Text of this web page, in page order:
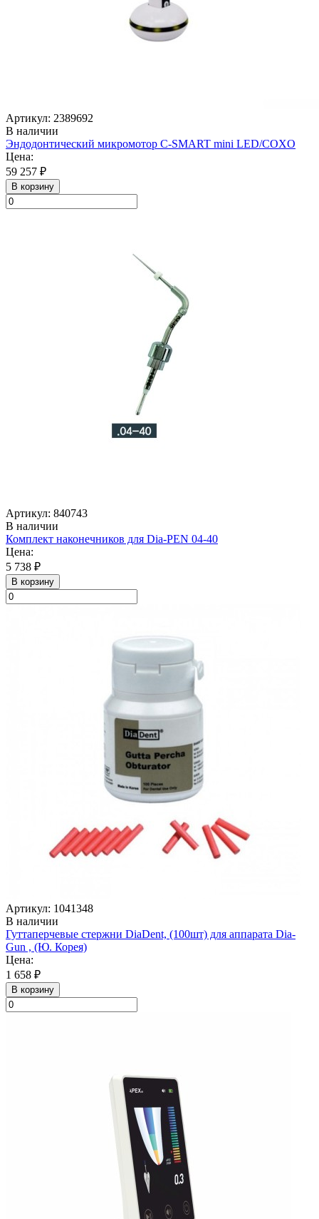
Артикул: 2389692
В наличии
Эндодонтический микромотор C-SMART mini LED/COXO
Цена:
59 257 ₽
В корзину
Артикул: 840743
В наличии
Комплект наконечников для Dia-PEN 04-40
Цена:
5 738 ₽
В корзину
Артикул: 1041348
В наличии
Гуттаперчевые стержни DiaDent, (100шт) для аппарата Dia-
Gun , (Ю. Корея)
Цена:
1 658 ₽
В корзину